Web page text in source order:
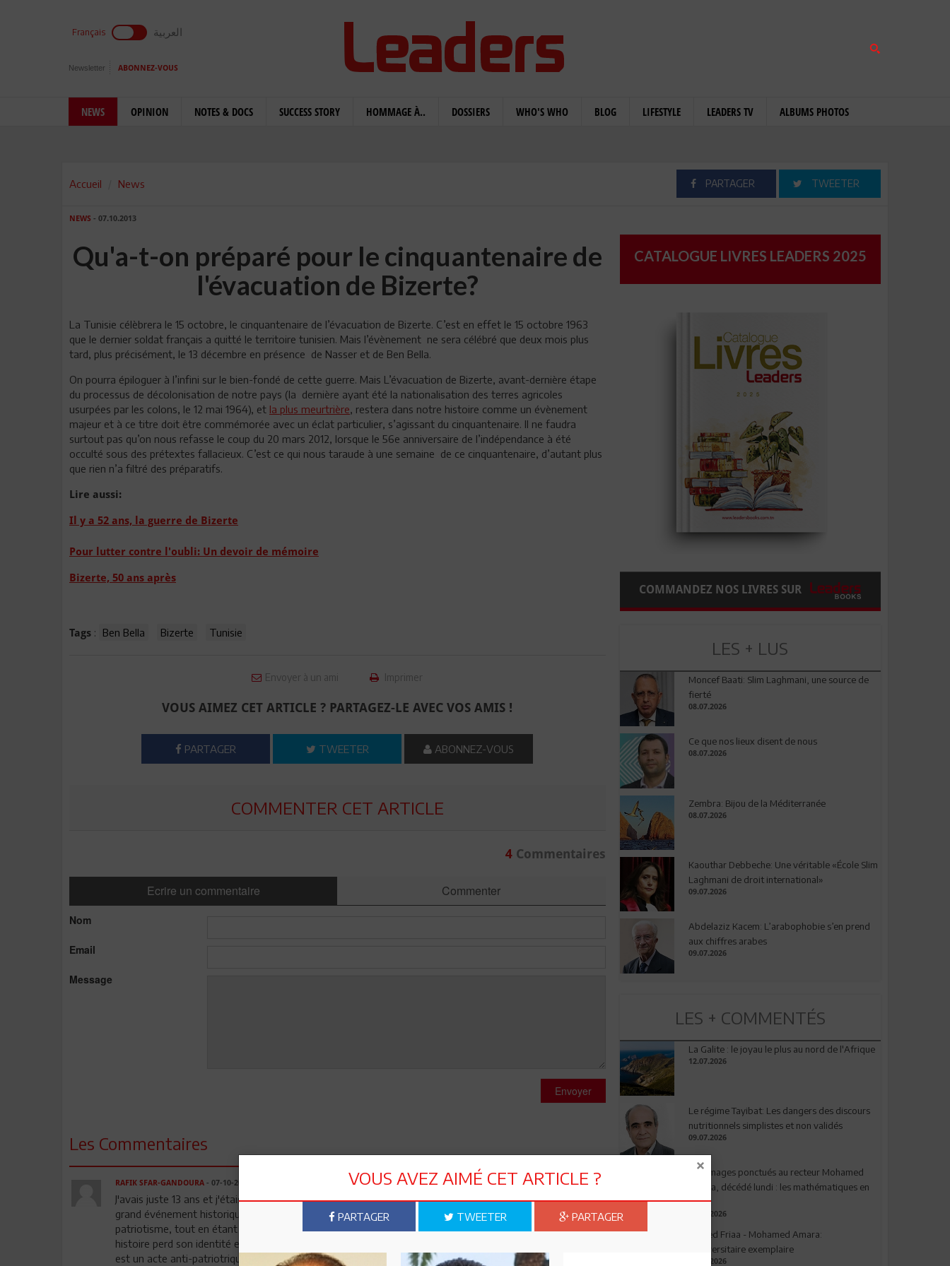
Français العربية
Newsletter ABONNEZ-VOUS
NEWS OPINION NOTES & DOCS SUCCESS STORY HOMMAGE À.. DOSSIERS WHO'S WHO BLOG LIFESTYLE LEADERS TV ALBUMS PHOTOS
Accueil News PARTAGER TWEETER
NEWS - 07.10.2013
Qu'a-t-on préparé pour le cinquantenaire de
l'évacuation de Bizerte?
La Tunisie célèbrera le 15 octobre, le cinquantenaire de l’évacuation de Bizerte. C’est en effet le 15 octobre 1963
que le dernier soldat français a quitté le territoire tunisien. Mais l’évènement ne sera célébré que deux mois plus
tard, plus précisément, le 13 décembre en présence de Nasser et de Ben Bella.
On pourra épiloguer à l’infini sur le bien-fondé de cette guerre. Mais L’évacuation de Bizerte, avant-dernière étape
du processus de décolonisation de notre pays (la dernière ayant été la nationalisation des terres agricoles
usurpées par les colons, le 12 mai 1964), et la plus meurtrière, restera dans notre histoire comme un évènement
majeur et à ce titre doit être commémorée avec un éclat particulier, s’agissant du cinquantenaire. Il ne faudra
surtout pas qu’on nous refasse le coup du 20 mars 2012, lorsque le 56e anniversaire de l’indépendance à été
occulté sous des prétextes fallacieux. C’est ce qui nous taraude à une semaine de ce cinquantenaire, d’autant plus
que rien n’a filtré des préparatifs.
Lire aussi:
Il y a 52 ans, la guerre de Bizerte
Pour lutter contre l'oubli: Un devoir de mémoire
Bizerte, 50 ans après
Tags : Ben Bella Bizerte Tunisie
Envoyer à un ami Imprimer
VOUS AIMEZ CET ARTICLE ? PARTAGEZ-LE AVEC VOS AMIS !
PARTAGER TWEETER ABONNEZ-VOUS
COMMENTER CET ARTICLE
4Commentaires
Ecrire un commentaire Commenter
Nom
Email
Message
Envoyer
Les Commentaires
RAFIK SFAR-GANDOURA- 07-10-2013 21:46
J'avais juste 13 ans et j'étais parmi les milliers de Tunisiens venus de tous les coins du pays pour fêter un
grand événement historique. Ce fut pour moi et tant d'autres jeunes tunisiens une grande leçon de
patriotisme, tout en étant un vrai témoignage de l'histoire. Un pays qui ignore les grandes étapes de son
histoire perd son identité et toute notion d'union nationale. Ne pas fêter l'anniversaire de l'indépendance
est un acte anti-patriotrique. Ignorer le cinquantenaire de l'évacuation de Bizerte confirmerait une
CATALOGUE LIVRES LEADERS 2025
COMMANDEZ NOS LIVRES SUR
LES + LUS
Moncef Baati: Slim Laghmani, une source de
fierté
08.07.2026
Ce que nos lieux disent de nous
08.07.2026
Zembra: Bijou de la Méditerranée
08.07.2026
Kaouthar Debbeche: Une véritable «École Slim
Laghmani de droit international»
09.07.2026
Abdelaziz Kacem: L’arabophobie s’en prend
aux chiffres arabes
09.07.2026
LES + COMMENTÉS
La Galite : le joyau le plus au nord de l'Afrique
12.07.2026
Le régime Tayibat: Les dangers des discours
nutritionnels simplistes et non validés
09.07.2026
Hommages ponctués au recteur Mohamed
Amara, décédé lundi : les mathématiques en
deuil
03.08.2026
Ahmed Friaa - Mohamed Amara:
l’Universitaire exemplaire
04.08.2026
VOUS AVEZ AIMÉ CET ARTICLE ?
PARTAGER TWEETER PARTAGER